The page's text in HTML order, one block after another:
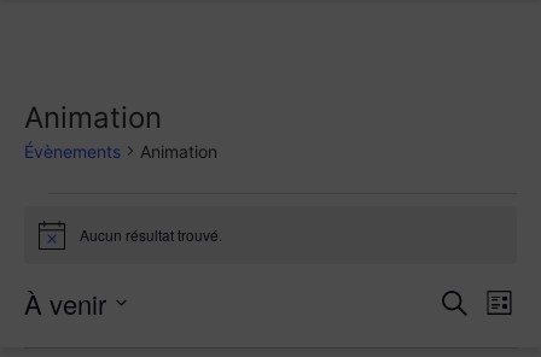
Animation
Évènements Animation
Notice Aucun résultat trouvé.
Recherche
Liste
À venir